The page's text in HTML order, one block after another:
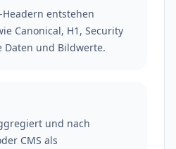
Headern entstehen
Canonical, H1, Security
Daten und Bildwerte.
und nach
CMS als